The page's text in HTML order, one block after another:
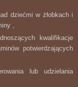
dziećmi w żłobkach i
,
kwalifikacje
potwierdzających
lub udzielania